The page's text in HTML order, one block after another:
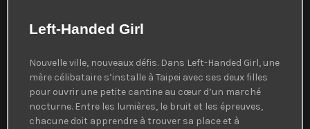
Left-Handed Girl
Nouvelle ville, nouveaux défis. Dans Left-Handed Girl, une
mère célibataire s’installe à Taipei avec ses deux filles
pour ouvrir une petite cantine au cœur d’un marché
nocturne. Entre les lumières, le bruit et les épreuves,
chacune doit apprendre à trouver sa place et à